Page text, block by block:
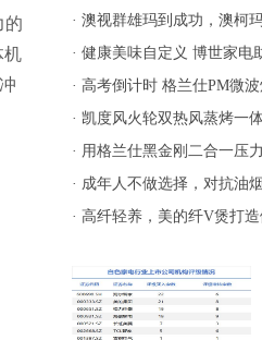
的
机
· 澳视群雄玛到成功，澳柯
· 健康美味自定义 博世家电
· 高考倒计时 格兰仕PM微
· 凯度风火轮双热风蒸烤一
· 用格兰仕黑金刚二合一压
· 成年人不做选择，对抗油
组合拳
· 高纤轻养，美的纤V煲打